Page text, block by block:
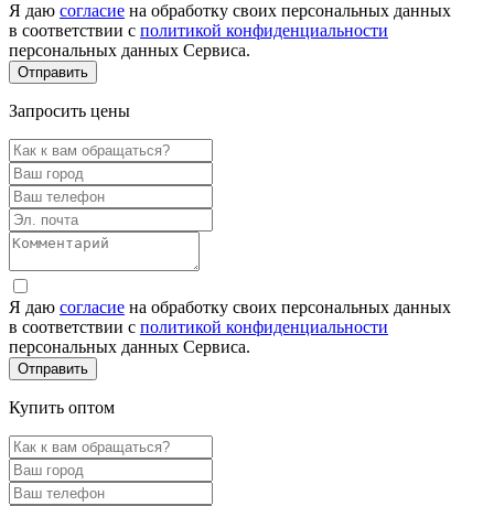
Я даю согласие на обработку своих персональных данных
в соответствии с политикой конфиденциальности
персональных данных Сервиса.
Запросить цены
Я даю согласие на обработку своих персональных данных
в соответствии с политикой конфиденциальности
персональных данных Сервиса.
Купить оптом